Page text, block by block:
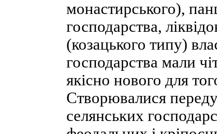
монастирського),
господарства,
(козацького типу)
господарства мали
якісно нового для
Створювалися
селянських